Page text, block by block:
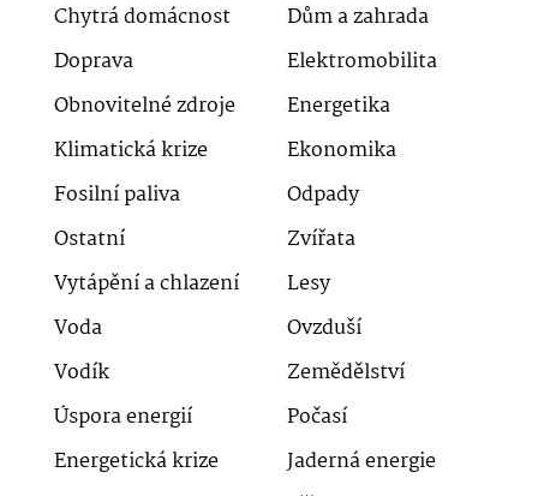
Chytrá domácnost
Dům a zahrada
Doprava
Elektromobilita
Obnovitelné zdroje
Energetika
Klimatická krize
Ekonomika
Fosilní paliva
Odpady
Ostatní
Zvířata
Vytápění a chlazení
Lesy
Voda
Ovzduší
Vodík
Zemědělství
Úspora energií
Počasí
Energetická krize
Jaderná energie